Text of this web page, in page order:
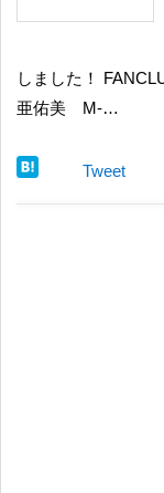
しました！
亜佑美 M-…
Tweet